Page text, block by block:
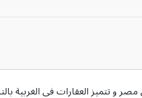
و تتميز العقارات في الغربية